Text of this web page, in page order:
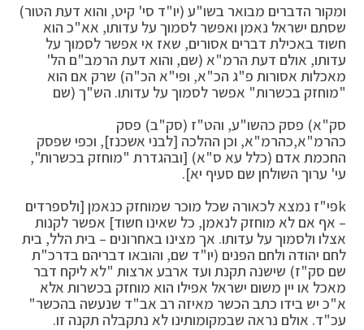
ומקור הדברים מבואר בשו"ע (יו"ד סי' קיט, והוא דעת הטור)
שסתם ישראל נאמן ואפשר לסמוך על עדותו, אא"כ הוא
חשוד באכילת דברים אסורים, שאז אי אפשר לסמוך על
עדותו, אולם דעת הרמ"א (שם, והוא דעת הרמב"ם הל'
מאכלות אסורות פ"ג הכ"א, ופי"א הכ"ה) שרק אם הוא
"מוחזק בכשרות" אפשר לסמוך על עדותו. הש"ך (שם
סק"א) פסק כהשו"ע, והט"ז (סק"ב) פסק
כהרמ"א,כהרמ"א, וכן ההלכה [לבני אשכנז], וכפי שפסק
החכמת אדם (כלל עא ס"א) [ובהגדרת "מוחזק בכשרות",
עי' ערוך השולחן שם סעיף יא].
kפי"ז נמצא לכאורה שכל מוכר שמוחזק כנאמן [ולספרדים
– אף אם לא מוחזק לנאמן, כל שאינו חשוד] אפשר לקנות
אצלו ולסמוך על עדותו. אך מצינו באחרונים – בית הלל, בית
לחם יהודה ולחם הפנים (יו"ד שם, והובאו דבריהם בדרכ"ת
שם סק"ז) שישנה תקנת ועד ארבע ארצות "לא ליקח דבר
מאכל או יין משום ישראל אפילו הוא מוחזק בכשרות אלא
א"כ יש בידו כתב הכשר מאיזה רב אב"ד שנעשה בהכשר"
עכ"ד. אולם נראה שבמקומותינו לא נתקבלה תקנה זו.